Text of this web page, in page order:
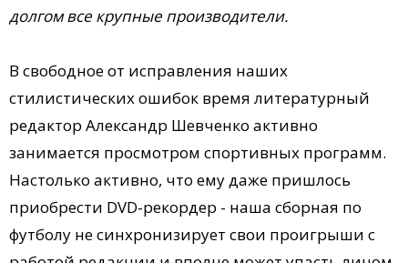
долгом все крупные производители.
В свободное от исправления наших
стилистических ошибок время литературный
редактор Александр Шевченко активно
занимается просмотром спортивных программ.
Настолько активно, что ему даже пришлось
приобрести DVD-рекордер - наша сборная по
футболу не синхронизирует свои проигрыши с